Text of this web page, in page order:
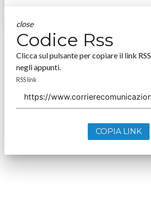
close
Codice Rss
Clicca sul pulsante per copiare il link RSS
negli appunti.
RSS link
COPIA LINK